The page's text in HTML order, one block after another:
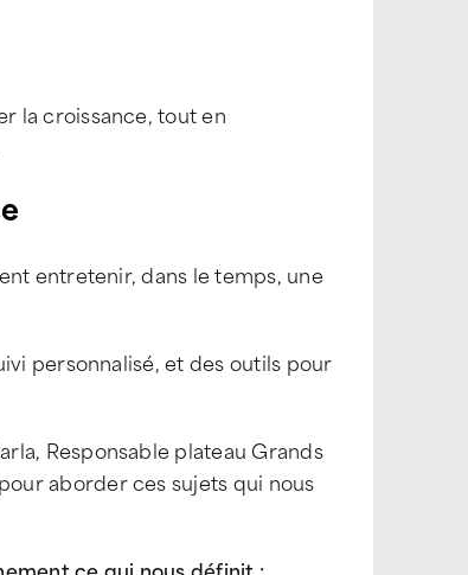
la croissance, tout en
entretenir, dans le temps, une
personnalisé, et des outils pour
Responsable plateau Grands
aborder ces sujets qui nous